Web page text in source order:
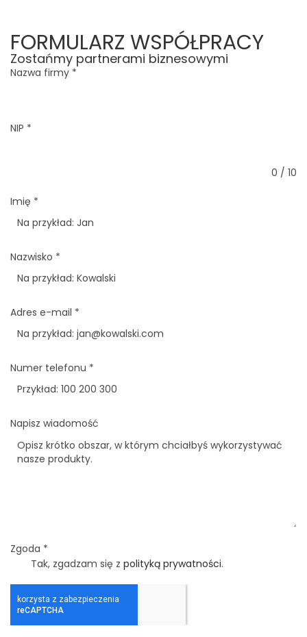
FORMULARZ WSPÓŁPRACY
Zostańmy partnerami biznesowymi
Nazwa firmy *
NIP *
0 / 10
Imię *
Nazwisko *
Adres e-mail *
Numer telefonu *
Napisz wiadomość
Zgoda *
Tak, zgadzam się z polityką prywatności.